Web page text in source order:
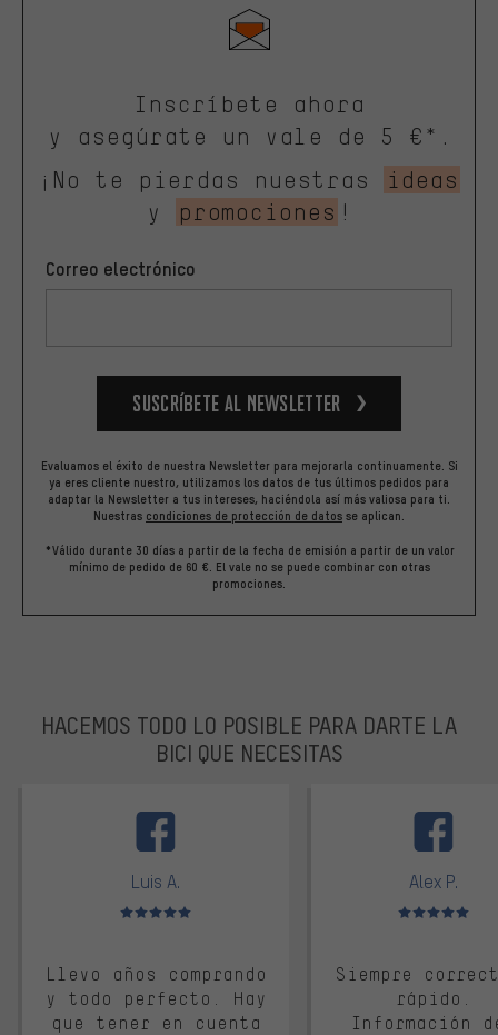
Inscríbete ahora
y asegúrate un vale de 5 €*.
¡No te pierdas nuestras
ideas
y
promociones !
Correo electrónico
Suscríbete al newsletter
Evaluamos el éxito de nuestra Newsletter para mejorarla continuamente. Si
ya eres cliente nuestro, utilizamos los datos de tus últimos pedidos para
adaptar la Newsletter a tus intereses, haciéndola así más valiosa para ti.
Nuestras condiciones de protección de datos se aplican.
*Válido durante 30 días a partir de la fecha de emisión a partir de un valor
mínimo de pedido de 60 €. El vale no se puede combinar con otras
promociones.
HACEMOS TODO LO POSIBLE PARA DARTE LA
BICI QUE NECESITAS
Luis A.
Valoración media: 5 de 5
Llevo años comprando
y todo perfecto. Hay
que tener en cuenta
Alex P.
Valoración
Siempre
rápido.
Información